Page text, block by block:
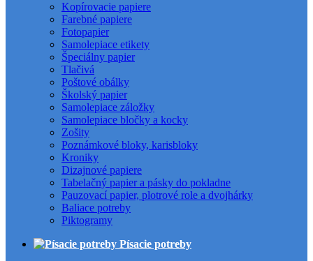
Kopírovacie papiere
Farebné papiere
Fotopapier
Samolepiace etikety
Špeciálny papier
Tlačivá
Poštové obálky
Školský papier
Samolepiace záložky
Samolepiace bločky a kocky
Zošity
Poznámkové bloky, karisbloky
Kroniky
Dizajnové papiere
Tabelačný papier a pásky do pokladne
Pauzovací papier, plotrové role a dvojhárky
Baliace potreby
Piktogramy
Písacie potreby